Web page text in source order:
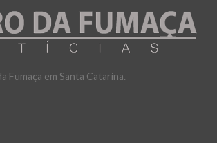
Fumaça em Santa Catarina.